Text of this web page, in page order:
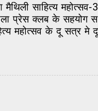
मैथिली साहित्य
प्रेस क्लब के सहयोग स
के दू सत्र मे दूटा